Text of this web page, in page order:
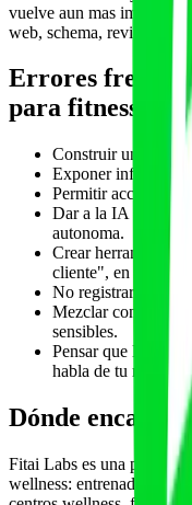
vuelve aun mas
web, schema, reviews y
Errores
para fitness
Construir un MCP
Exponer
Permitir acciones
Dar a la IA
autonoma.
Crear herramientas
cliente", en vez de
No registrar quien
Mezclar contenido
sensibles.
Pensar que MCP
habla de tu marca
Dónde encaja
Fitai Labs es una
wellness: entrenadores